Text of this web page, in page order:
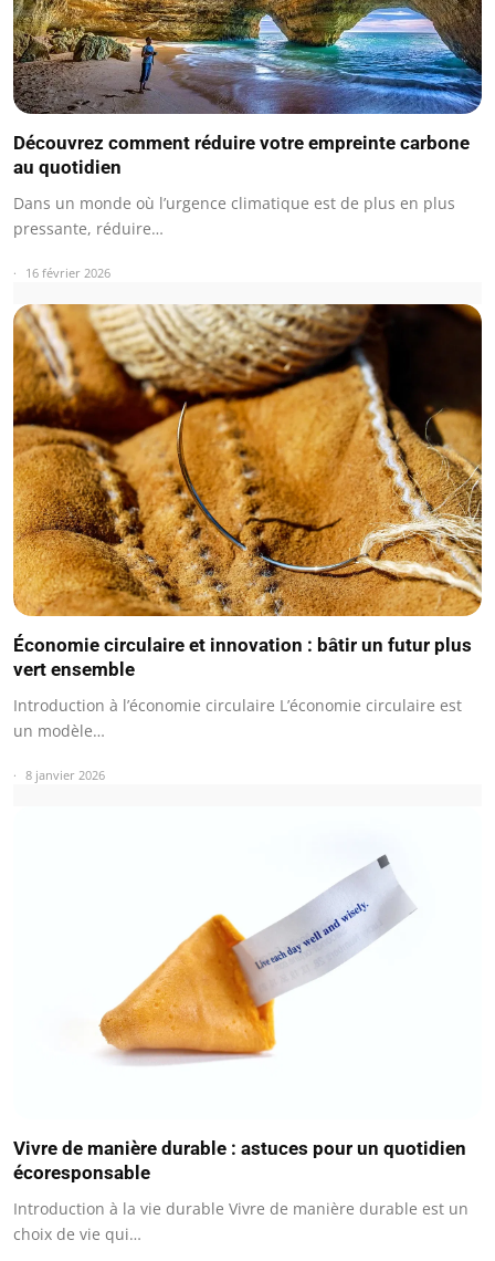
Découvrez comment réduire votre empreinte carbone
au quotidien
Dans un monde où l’urgence climatique est de plus en plus
pressante, réduire…
16 février 2026
Économie circulaire et innovation : bâtir un futur plus
vert ensemble
Introduction à l’économie circulaire L’économie circulaire est
un modèle…
8 janvier 2026
Vivre de manière durable : astuces pour un quotidien
écoresponsable
Introduction à la vie durable Vivre de manière durable est un
choix de vie qui…